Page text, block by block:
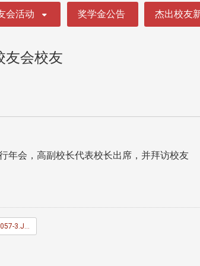
会活动 奖学金公告 杰出校友
友会校友
年会，高副校长代表校长出席，并拜访校友